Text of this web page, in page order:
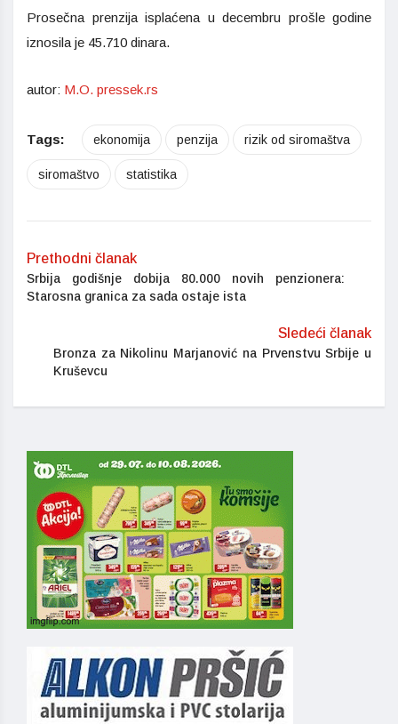
Prosečna prenzija isplaćena u decembru prošle godine
iznosila je 45.710 dinara.
autor: M.O. pressek.rs
Tags: ekonomija penzija rizik od siromaštva
siromaštvo statistika
Prethodni članak
Srbija godišnje dobija 80.000 novih penzionera:
Starosna granica za sada ostaje ista
Sledeći članak
Bronza za Nikolinu Marjanović na Prvenstvu Srbije u
Kruševcu